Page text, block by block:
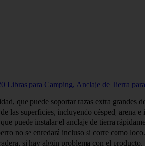
Libras para Camping, Anclaje de Tierra
que puede soportar razas extra grandes
las superficies, incluyendo césped, arena
puede instalar el anclaje de tierra
no se enredará incluso si corre como loco.
si hay algún problema con el